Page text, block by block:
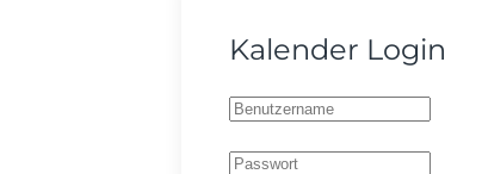
Kalender Login